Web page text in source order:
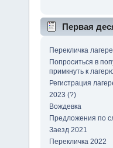
Первая
Перекличка
Попроситься в
примкнуть к
Регистрация
2023 (?)
Вождевка
Предложения по
Заезд 2021
Перекличка 2022